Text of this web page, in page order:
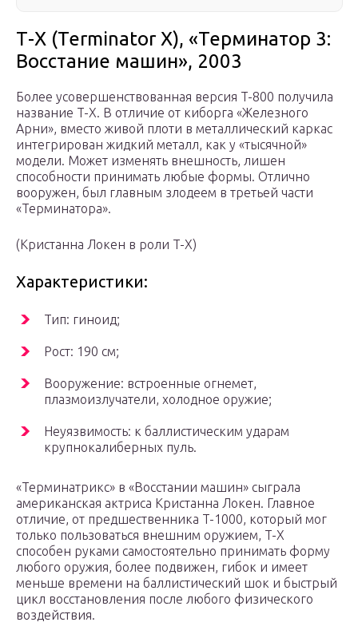
Т-Х (Terminator X), «Терминатор 3:
Восстание машин», 2003
Более усовершенствованная версия T-800 получила
название T-X. В отличие от киборга «Железного
Арни», вместо живой плоти в металлический каркас
интегрирован жидкий металл, как у «тысячной»
модели. Может изменять внешность, лишен
способности принимать любые формы. Отлично
вооружен, был главным злодеем в третьей части
«Терминатора».
(Кристанна Локен в роли T-X)
Характеристики:
Тип: гиноид;
Рост: 190 см;
Вооружение: встроенные огнемет,
плазмоизлучатели, холодное оружие;
Неуязвимость: к баллистическим ударам
крупнокалиберных пуль.
«Терминатрикс» в «Восстании машин» сыграла
американская актриса Кристанна Локен. Главное
отличие, от предшественника T-1000, который мог
только пользоваться внешним оружием, T-X
способен руками самостоятельно принимать форму
любого оружия, более подвижен, гибок и имеет
меньше времени на баллистический шок и быстрый
цикл восстановления после любого физического
воздействия.